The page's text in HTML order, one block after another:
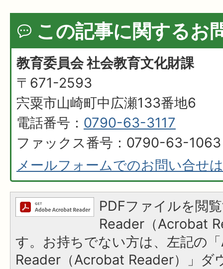
この記事に関するお
教育委員会 社会教育文化財課
〒671-2593
宍粟市山崎町中広瀬133番地6
電話番号： 0790-63-3117
ファックス番号：0790-63-1063
メールフォームでのお問い合せ
PDFファイルを閲
Reader（Acrobat
す。お持ちでない方は、左記の
Reader（Acrobat Reader）」ダ